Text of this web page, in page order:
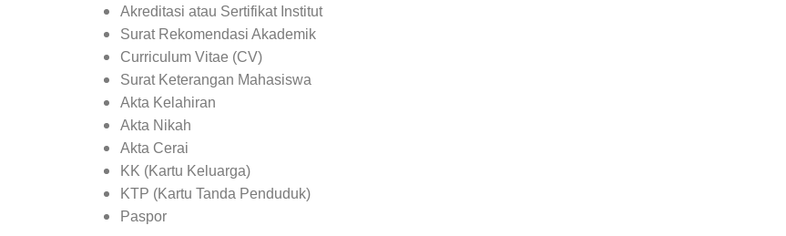
Akreditasi atau Sertifikat Institut
Surat Rekomendasi Akademik
Curriculum Vitae (CV)
Surat Keterangan Mahasiswa
Akta Kelahiran
Akta Nikah
Akta Cerai
KK (Kartu Keluarga)
KTP (Kartu Tanda Penduduk)
Paspor